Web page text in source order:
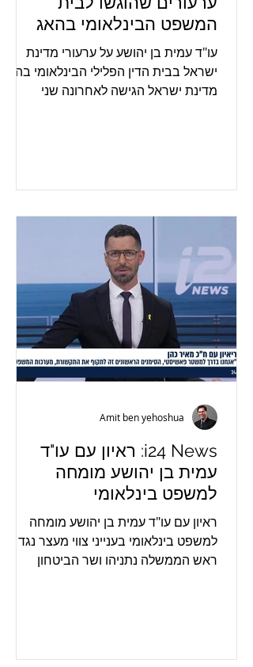
המשפט הבינלאומי בהאג
בעניינם של רה"מ נתניהו ושר
הביטחון לשעבר גלנט
עו"ד עמית בן יהושע על ערעורי מדינת
ישראל בבית הדין הפלילי הבינלאומי בהאג
מדינת ישראל הגישה לאחרונה שני
i24 News: ראיון עם עו"ד
עמית בן יהושע מומחה
למשפט בינלאומי
ראיון עם עו"ד עמית בן יהושע מומחה
למשפט בינלאומי בענייני צווי מעצר נגד
ראש הממשלה נתניהו ושר הביטחון
Amit ben yehoshua